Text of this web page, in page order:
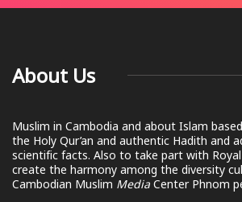
About Us
Muslim in Cambodia and about Islam
the Holy Qur’an and authentic Hadith and
scientific facts. Also to take part with
create the harmony among the diversity
Cambodian Muslim Media Center Phnom